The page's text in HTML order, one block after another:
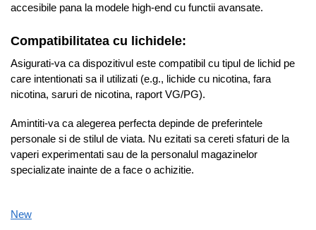
accesibile pana la modele high-end cu functii avansate.
Compatibilitatea cu lichidele:
Asigurati-va ca dispozitivul este compatibil cu tipul de lichid pe
care intentionati sa il utilizati (e.g., lichide cu nicotina, fara
nicotina, saruri de nicotina, raport VG/PG).
Amintiti-va ca alegerea perfecta depinde de preferintele
personale si de stilul de viata. Nu ezitati sa cereti sfaturi de la
vaperi experimentati sau de la personalul magazinelor
specializate inainte de a face o achizitie.
New